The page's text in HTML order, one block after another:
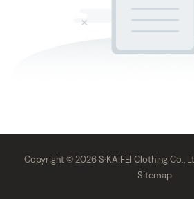
Copyright © 2026 S·KAIFEI Clothing Co.,
Sitemap